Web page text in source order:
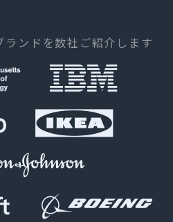
ランドを数社ご紹介します